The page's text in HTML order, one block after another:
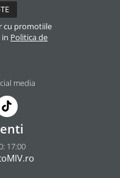
cu promotiile
Politica de
media
17:00